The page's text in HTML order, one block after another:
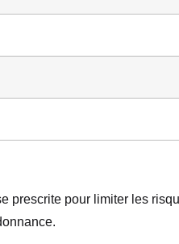
prescrite pour limiter les